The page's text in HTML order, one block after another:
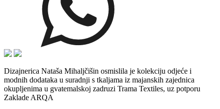
Dizajnerica Nataša Mihaljčišin osmislila je kolekciju odjeće i
modnih dodataka u suradnji s tkaljama iz majanskih zajednica
okupljenima u gvatemalskoj zadruzi Trama Textiles, uz potporu
Zaklade ARQA